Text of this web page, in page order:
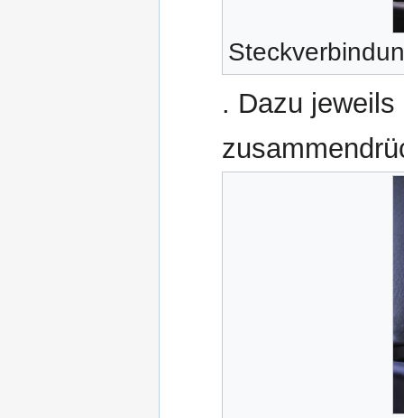
. Dazu